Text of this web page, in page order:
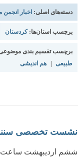
دسته‌های اصلی: اخبار
برچسب استان‌ها:کردستان
برچسب تقسیم بندی
طبیعی
هم اندیشی
نشست تخصصی